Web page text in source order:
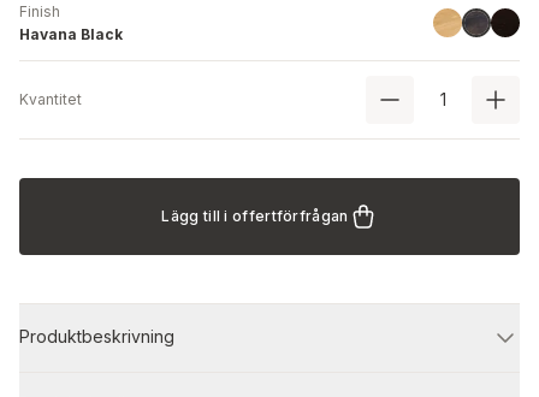
Finish
Havana Black
LinoilHavana
Black
Kvantitet
Lägg till i offertförfrågan
Produktbeskrivning